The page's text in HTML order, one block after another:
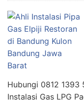
Hubungi 0812 1393
Instalasi Gas LPG